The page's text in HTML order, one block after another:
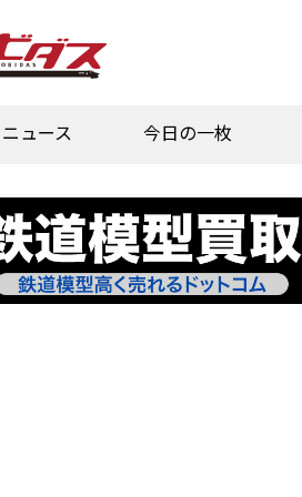
ニュース 今日の一枚